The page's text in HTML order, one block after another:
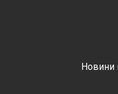
Новини